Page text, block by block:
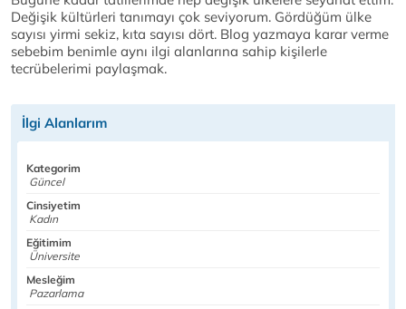
Değişik kültürleri tanımayı çok seviyorum. Gördüğüm ülke
sayısı yirmi sekiz, kıta sayısı dört. Blog yazmaya karar verme
sebebim benimle aynı ilgi alanlarına sahip kişilerle
tecrübelerimi paylaşmak.
İlgi Alanlarım
Kategorim
Güncel
Cinsiyetim
Kadın
Eğitimim
Üniversite
Mesleğim
Pazarlama